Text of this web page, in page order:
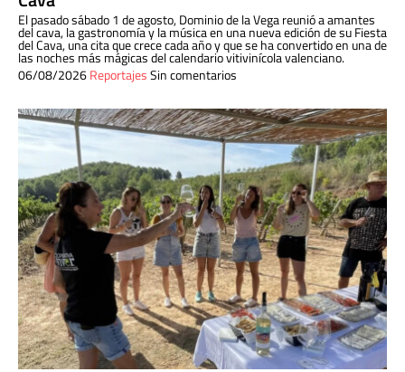
El pasado sábado 1 de agosto, Dominio de la Vega reunió a amantes
del cava, la gastronomía y la música en una nueva edición de su Fiesta
del Cava, una cita que crece cada año y que se ha convertido en una de
las noches más mágicas del calendario vitivinícola valenciano.
06/08/2026ReportajesSin comentarios